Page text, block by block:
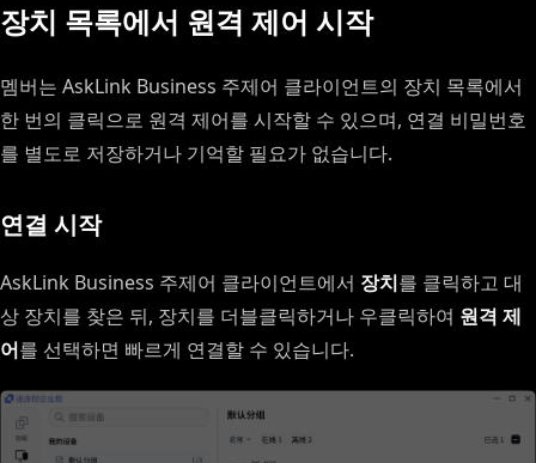
장치 목록에서 원격 제어 시작
멤버는 AskLink Business 주제어 클라이언트의 장치 목록에서
한 번의 클릭으로 원격 제어를 시작할 수 있으며, 연결 비밀번호
를 별도로 저장하거나 기억할 필요가 없습니다.
연결 시작
AskLink Business 주제어 클라이언트에서 장치를 클릭하고 대
상 장치를 찾은 뒤, 장치를 더블클릭하거나 우클릭하여 원격 제
어를 선택하면 빠르게 연결할 수 있습니다.